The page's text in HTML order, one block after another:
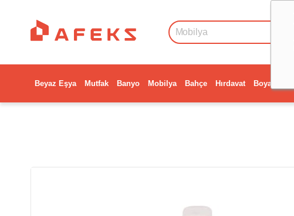
Beyaz Eşya Mutfak Banyo Mobilya Bahçe Hırdavat Boya